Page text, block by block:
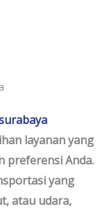
layanan yang
preferensi Anda.
yang
atau udara,